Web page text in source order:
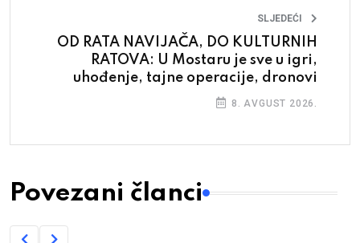
SLJEDEĆI
OD RATA NAVIJAČA, DO KULTURNIH
RATOVA: U Mostaru je sve u igri,
uhođenje, tajne operacije, dronovi
8. AVGUST 2026.
Povezani članci